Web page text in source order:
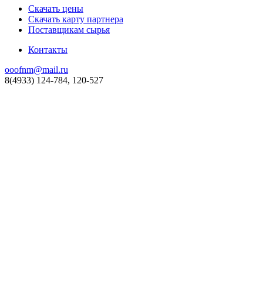
Скачать цены
Скачать карту партнера
Поставщикам сырья
Контакты
ooofnm@mail.ru
8(4933) 124-784, 120-527